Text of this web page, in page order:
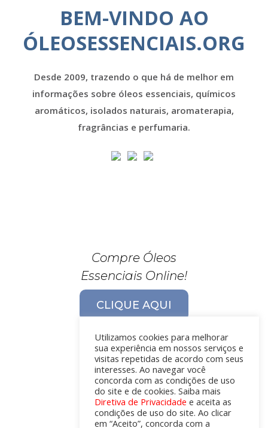
BEM-VINDO AO
ÓLEOSESSENCIAIS.ORG
Desde 2009, trazendo o que há de melhor em
informações sobre óleos essenciais, químicos
aromáticos, isolados naturais, aromaterapia,
fragrâncias e perfumaria.
Compre Óleos
Essenciais Online!
CLIQUE AQUI
Utilizamos cookies para melhorar
sua experiência em nossos serviços e
visitas repetidas de acordo com seus
interesses. Ao navegar você
concorda com as condições de uso
do site e de cookies. Saiba mais
Diretiva de Privacidade e aceita as
condições de uso do site. Ao clicar
em “Aceito”, concorda com a